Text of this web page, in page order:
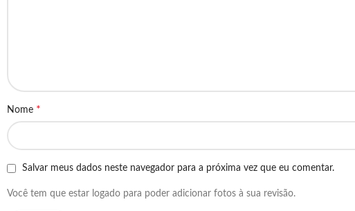
Nome *
Salvar meus dados neste navegador para a próxima vez que eu comentar.
Você tem que estar logado para poder adicionar fotos à sua revisão.